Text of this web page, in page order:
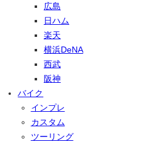
広島
日ハム
楽天
横浜DeNA
西武
阪神
バイク
インプレ
カスタム
ツーリング